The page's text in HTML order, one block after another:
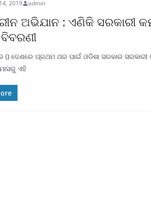
2019 admin
ଅଭିଯାନ : ଏଣିକି ସରକାରୀ
ଦେଶରେ ପ୍ରଥମ ଥର ପାଇଁ ଓଡିଶା ସରକାର ସରକାରୀ
ଏହି